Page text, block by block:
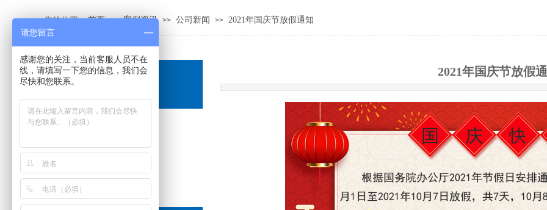
您的位置: 首页 >> 案例资讯 >> 公司新闻 >> 2021年国庆节放假通知
2021年国庆节放假
众合一案例
公司新闻
行业资讯
自动化解决方案
请您留言
感谢您的关注，当前客服人员不在
线，请填写一下您的信息，我们会
尽快和您联系。